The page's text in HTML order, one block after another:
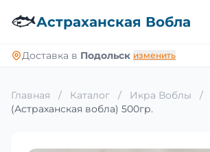
🐟Астраханская Вобла
Доставка в Подольск изменить
Главная / Каталог / Икра Воблы /
(Астраханская вобла) 500гр.